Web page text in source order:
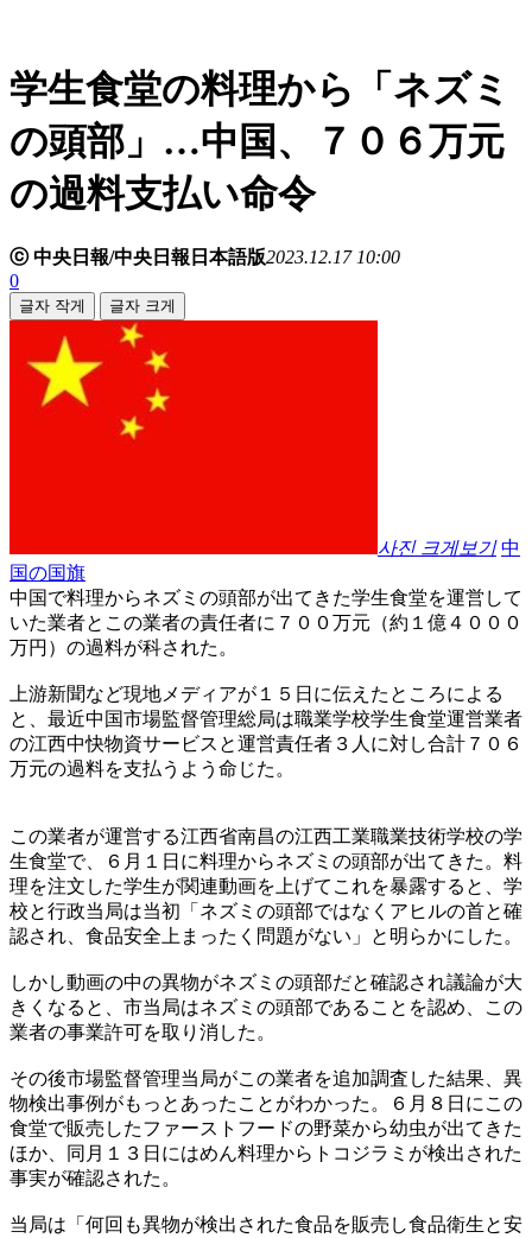
学生食堂の料理から「ネズミ
の頭部」…中国、７０６万元
の過料支払い命令
ⓒ 中央日報/中央日報日本語版2023.12.17 10:00
0
글자 작게 글자 크게
사진 크게보기 中
国の国旗
中国で料理からネズミの頭部が出てきた学生食堂を運営して
いた業者とこの業者の責任者に７００万元（約１億４０００
万円）の過料が科された。
上游新聞など現地メディアが１５日に伝えたところによる
と、最近中国市場監督管理総局は職業学校学生食堂運営業者
の江西中快物資サービスと運営責任者３人に対し合計７０６
万元の過料を支払うよう命じた。
この業者が運営する江西省南昌の江西工業職業技術学校の学
生食堂で、６月１日に料理からネズミの頭部が出てきた。料
理を注文した学生が関連動画を上げてこれを暴露すると、学
校と行政当局は当初「ネズミの頭部ではなくアヒルの首と確
認され、食品安全上まったく問題がない」と明らかにした。
しかし動画の中の異物がネズミの頭部だと確認され議論が大
きくなると、市当局はネズミの頭部であることを認め、この
業者の事業許可を取り消した。
その後市場監督管理当局がこの業者を追加調査した結果、異
物検出事例がもっとあったことがわかった。６月８日にこの
食堂で販売したファーストフードの野菜から幼虫が出てきた
ほか、同月１３日にはめん料理からトコジラミが検出された
事実が確認された。
当局は「何回も異物が検出された食品を販売し食品衛生と安